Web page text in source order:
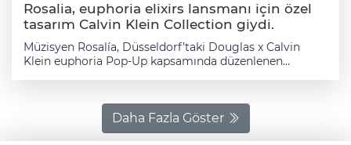
Rosalia, euphoria elixirs lansmanı için özel
tasarım Calvin Klein Collection giydi.
Müzisyen Rosalía, Düsseldorf’taki Douglas x Calvin
Klein euphoria Pop-Up kapsamında düzenlenen
Veronica Leoni tarafından Calvin Klein Collection için
özel olarak tasarlanan, ince askılı detaya ve sırt
dekoltesine sahip, beyaz ipek saten, yere kadar uzanan
Daha Fazla Göster